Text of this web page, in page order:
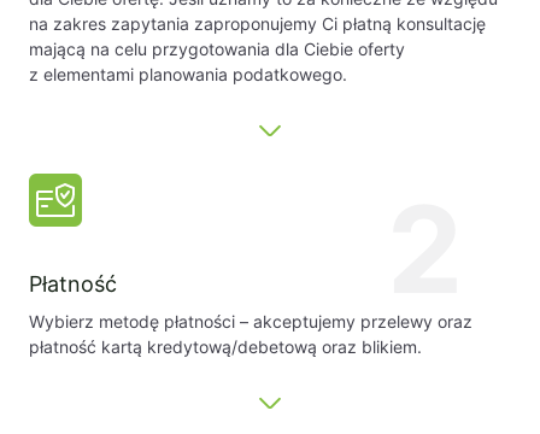
na zakres zapytania zaproponujemy Ci płatną konsultację
mającą na celu przygotowania dla Ciebie oferty
z elementami planowania podatkowego.
Płatność
Wybierz metodę płatności – akceptujemy przelewy oraz
płatność kartą kredytową/debetową oraz blikiem.